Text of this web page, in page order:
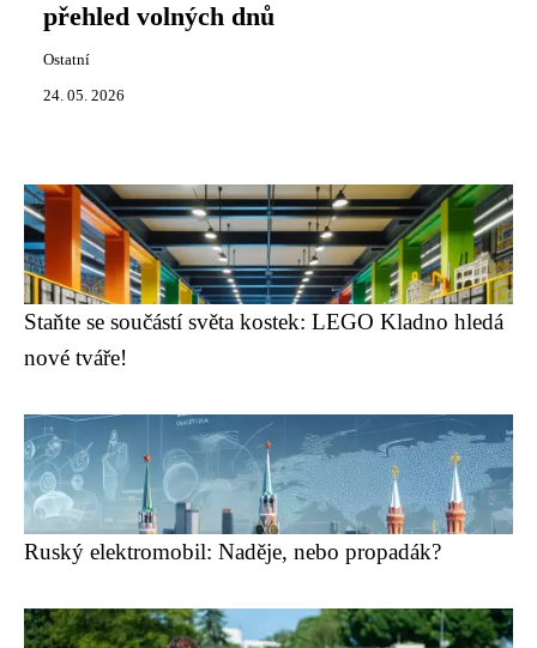
přehled volných dnů
Ostatní
24. 05. 2026
Staňte se součástí světa kostek: LEGO Kladno hledá
nové tváře!
Ruský elektromobil: Naděje, nebo propadák?